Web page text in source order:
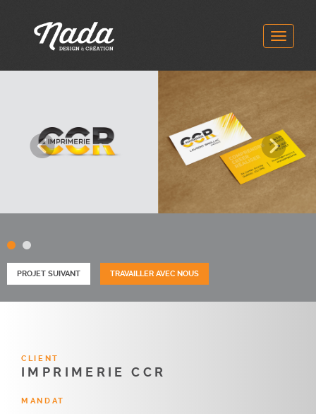
Toggle
PROJET SUIVANT TRAVAILLER AVEC NOUS
CLIENT
IMPRIMERIE CCR
MANDAT